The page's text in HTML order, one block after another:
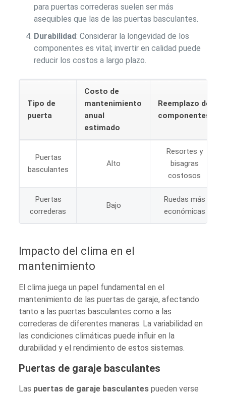
para puertas correderas suelen ser más
asequibles que las de las puertas basculantes.
Durabilidad: Considerar la longevidad de los
componentes es vital; invertir en calidad puede
reducir los costos a largo plazo.
Tipo de
puerta
Costo de
mantenimiento
anual
estimado
Reemplazo de
componentes
Puertas
basculantes
Alto
Resortes y
bisagras
costosos
Puertas
correderas
Bajo
Ruedas más
económicas
Impacto del clima en el
mantenimiento
El clima juega un papel fundamental en el
mantenimiento de las puertas de garaje, afectando
tanto a las puertas basculantes como a las
correderas de diferentes maneras. La variabilidad en
las condiciones climáticas puede influir en la
durabilidad y el rendimiento de estos sistemas.
Puertas de garaje basculantes
Las puertas de garaje basculantes pueden verse